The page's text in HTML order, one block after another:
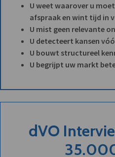
U weet waarover u
afspraak en wint tijd in
U mist geen relevante
U detecteert kansen
U bouwt structureel
U begrijpt uw markt
dVO